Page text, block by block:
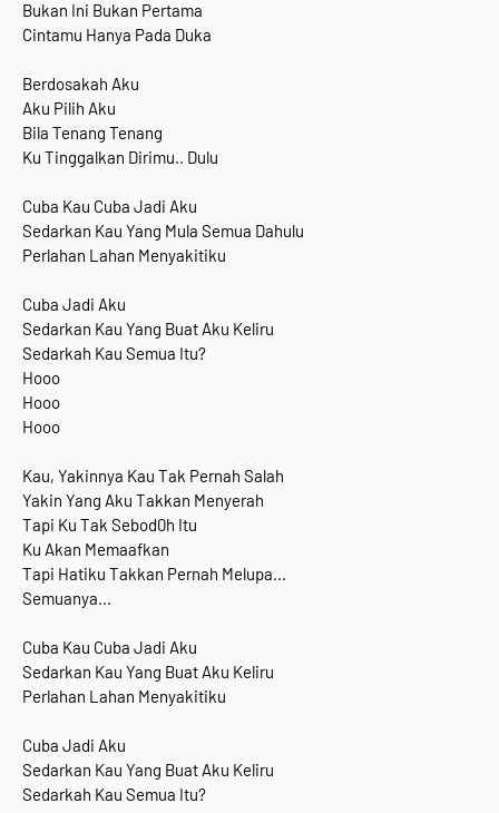
Bukan Ini Bukan Pertama
Cintamu Hanya Pada Duka
Berdosakah Aku
Aku Pilih Aku
Bila Tenang Tenang
Ku Tinggalkan Dirimu.. Dulu
Cuba Kau Cuba Jadi Aku
Sedarkan Kau Yang Mula Semua Dahulu
Perlahan Lahan Menyakitiku
Cuba Jadi Aku
Sedarkan Kau Yang Buat Aku Keliru
Sedarkah Kau Semua Itu?
Hooo
Hooo
Hooo
Kau, Yakinnya Kau Tak Pernah Salah
Yakin Yang Aku Takkan Menyerah
Tapi Ku Tak Sebod0h Itu
Ku Akan Memaafkan
Tapi Hatiku Takkan Pernah Melupa...
Semuanya...
Cuba Kau Cuba Jadi Aku
Sedarkan Kau Yang Buat Aku Keliru
Perlahan Lahan Menyakitiku
Cuba Jadi Aku
Sedarkan Kau Yang Buat Aku Keliru
Sedarkah Kau Semua Itu?